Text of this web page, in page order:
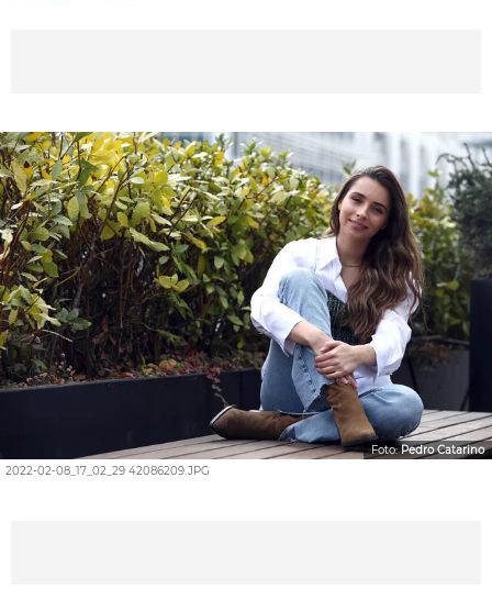
2022-02-08_17_02_29 42086209.JPG
Foto:Pedro Catarino